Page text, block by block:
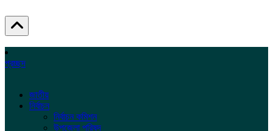
প্রচ্ছদ
জাতীয়
নির্বাচন
নির্বাচন কমিশন
উপজেলা পরিষদ